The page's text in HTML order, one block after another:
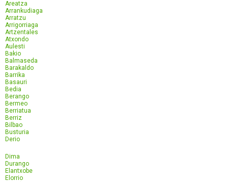
Areatza
Arrankudiaga
Arratzu
Arrigorriaga
Artzentales
Atxondo
Aulesti
Bakio
Balmaseda
Barakaldo
Barrika
Basauri
Bedia
Berango
Bermeo
Berriatua
Berriz
Bilbao
Busturia
Derio
Dima
Durango
Elantxobe
Elorrio